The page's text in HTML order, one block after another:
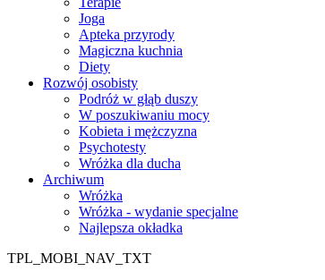
Joga
Apteka przyrody
Magiczna kuchnia
Diety
Rozwój osobisty
Podróż w głąb duszy
W poszukiwaniu mocy
Kobieta i mężczyzna
Psychotesty
Wróżka dla ducha
Archiwum
Wróżka
Wróżka - wydanie specjalne
Najlepsza okładka
TPL_MOBI_NAV_TXT